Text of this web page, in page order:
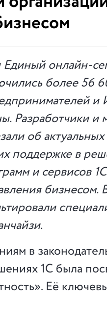
Единый онлайн-
более 56
и
Разработчики и
об
поддержке в
и сервисов
бизнесом.
в
1С была
Её